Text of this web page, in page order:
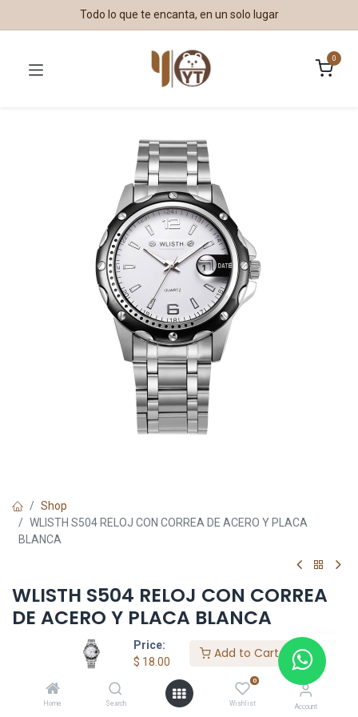
Price:
$ 18.00
Add to Cart
Home Search
0
Wishlist Account
Todo lo que te encanta, en un solo lugar
0
Shop
WLISTH S504 RELOJ CON CORREA DE ACERO Y PLACA
BLANCA
WLISTH S504 RELOJ CON CORREA
DE ACERO Y PLACA BLANCA
Add to Cart